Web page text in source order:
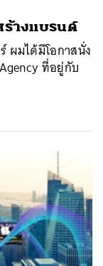
ร้างแบรนด์
ผมได้มีโอกาสนั่ง
ที่อยู่กับ